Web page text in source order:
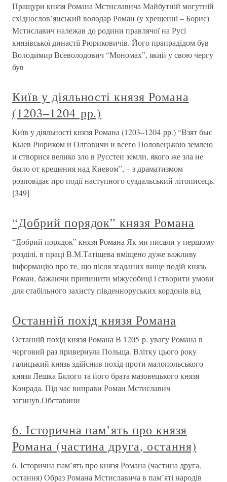
Пращури князя Романа Мстиславича Майбутній могутній
східнослов’янський володар Роман (у хрещенні – Борис)
Мстиславич належав до родини правлячої на Русі
князівської династії Рюриковичів. Його прапрадідом був
Володимир Всеволодович “Мономах”, який у свою чергу
був
Київ у діяльності князя Романа
(1203–1204 рр.)
Київ у діяльності князя Романа (1203–1204 рр.) “Взят быс
Кыев Рюриком и Олговичи и всего Половецькою землею
и створися велико зло в Русстеи земли, якого же зла не
было от крещения над Киевом”, – з драматизмом
розповідає про події наступного суздальський літописець.
[349]
“Добрий порядок” князя Романа
“Добрий порядок” князя Романа Як ми писали у першому
розділі, в праці В.М.Татіщева вміщено дуже важливу
інформацію про те, що після згаданих вище подій князь
Роман, бажаючи припинити міжусобиці і створити умови
для стабільного захисту південноруських кордонів від
Останній похід князя Романа
Останній похід князя Романа В 1205 р. увагу Романа в
черговий раз привернула Польща. Влітку цього року
галицький князь здійснив похід проти малопольського
князя Лешка Бялого та його брата мазовецького князя
Конрада. Під час виправи Роман Мстиславич
загинув.Обставини
6. Історична пам’ять про князя
Романа (частина друга, остання)
6. Історична пам’ять про князя Романа (частина друга,
остання) Образ Романа Мстиславича в пам’яті народів